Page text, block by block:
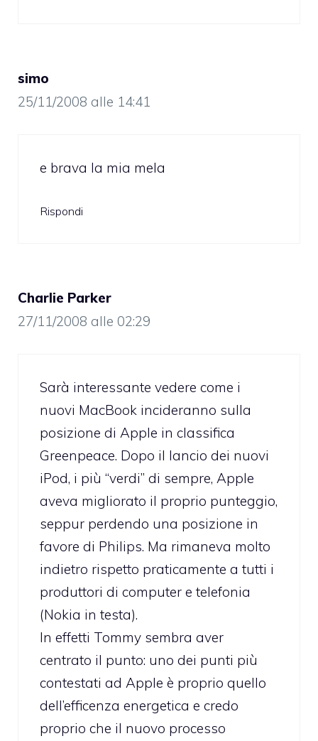
simo
25/11/2008 alle 14:41
e brava la mia mela
Rispondi
Charlie Parker
27/11/2008 alle 02:29
Sarà interessante vedere come i
nuovi MacBook incideranno sulla
posizione di Apple in classifica
Greenpeace. Dopo il lancio dei nuovi
iPod, i più “verdi” di sempre, Apple
aveva migliorato il proprio punteggio,
seppur perdendo una posizione in
favore di Philips. Ma rimaneva molto
indietro rispetto praticamente a tutti i
produttori di computer e telefonia
(Nokia in testa).
In effetti Tommy sembra aver
centrato il punto: uno dei punti più
contestati ad Apple è proprio quello
dell’efficenza energetica e credo
proprio che il nuovo processo